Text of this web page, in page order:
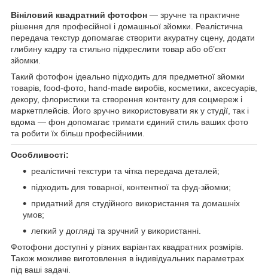
Вініловий квадратний фотофон — зручне та практичне
рішення для професійної і домашньої зйомки. Реалістична
передача текстур допомагає створити акуратну сцену, додати
глибину кадру та стильно підкреслити товар або об’єкт
зйомки.
Такий фотофон ідеально підходить для предметної зйомки
товарів, food-фото, hand-made виробів, косметики, аксесуарів,
декору, флористики та створення контенту для соцмереж і
маркетплейсів. Його зручно використовувати як у студії, так і
вдома — фон допомагає тримати єдиний стиль ваших фото
та робити їх більш професійними.
Особливості:
реалістичні текстури та чітка передача деталей;
підходить для товарної, контентної та фуд-зйомки;
придатний для студійного використання та домашніх
умов;
легкий у догляді та зручний у використанні.
Фотофони доступні у різних варіантах квадратних розмірів.
Також можливе виготовлення в індивідуальних параметрах
під ваші задачі.